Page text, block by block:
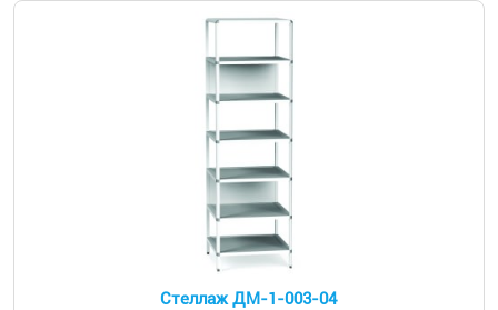
Стеллаж ДМ-1-003-04